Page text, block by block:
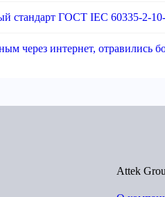
стандарт ГОСТ IEC 60335-2-
через интернет, отравились
Attek